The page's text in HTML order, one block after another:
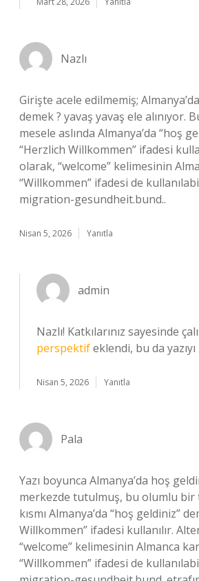
Nazlı
Girişte acele edilmemiş;
demek ? yavaş yavaş ele alınıyor.
mesele aslında Almanya’da “hoş
“Herzlich Willkommen” ifadesi
olarak, “welcome” kelimesinin
“Willkommen” ifadesi de
migration-gesundheit.bund..
Nisan 5, 2026 Yanıtla
admin
Nazlı! Katkılarınız sayesinde
perspektifeklendi, bu da yazıyı
Nisan 5, 2026 Yanıtla
Pala
Yazı boyunca Almanya’da hoş
merkezde tutulmuş, bu olumlu bir
kısmı Almanya’da “hoş geldiniz”
Willkommen” ifadesi kullanılır.
“welcome” kelimesinin Almanca
“Willkommen” ifadesi de